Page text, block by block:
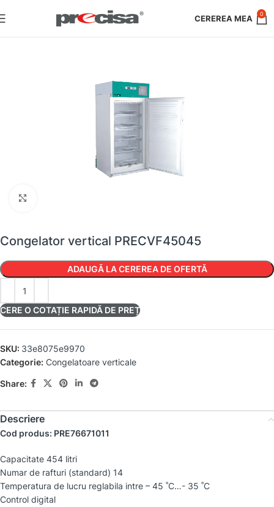
0
Congelator vertical PRECVF45045
ADAUGĂ LA CEREREA DE OFERTĂ
CERE O COTAȚIE RAPIDĂ DE PREȚ
SKU: 33e8075e9970
Categorie: Congelatoare verticale
Share:
Descriere
Cod produs: PRE76671011
Capacitate 454 litri
Numar de rafturi (standard) 14
Temperatura de lucru reglabila intre – 45 ˚C…- 35 ˚C
Control digital